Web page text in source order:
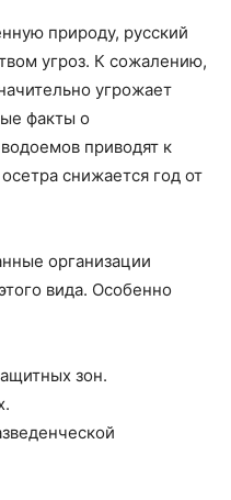
природу, русский
угроз. К сожалению,
угрожает
факты о
приводят к
снижается год от
организации
вида. Особенно
зон.